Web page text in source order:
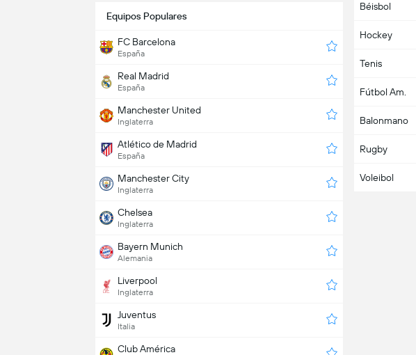
Armenia
Aruba
Asia
Australia
Austria
Azerbaiyán
Bahamas
Béisbol
Hockey
Tenis
Fútbol Am.
Balonmano
Rugby
Voleibol
Equipos Populares
FC Barcelona
España
Real Madrid
España
Manchester United
Inglaterra
Atlético de Madrid
España
Manchester City
Inglaterra
Chelsea
Inglaterra
Bayern Munich
Alemania
Liverpool
Inglaterra
Juventus
Italia
Club América